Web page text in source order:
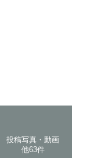
投稿写真・動画
他63件